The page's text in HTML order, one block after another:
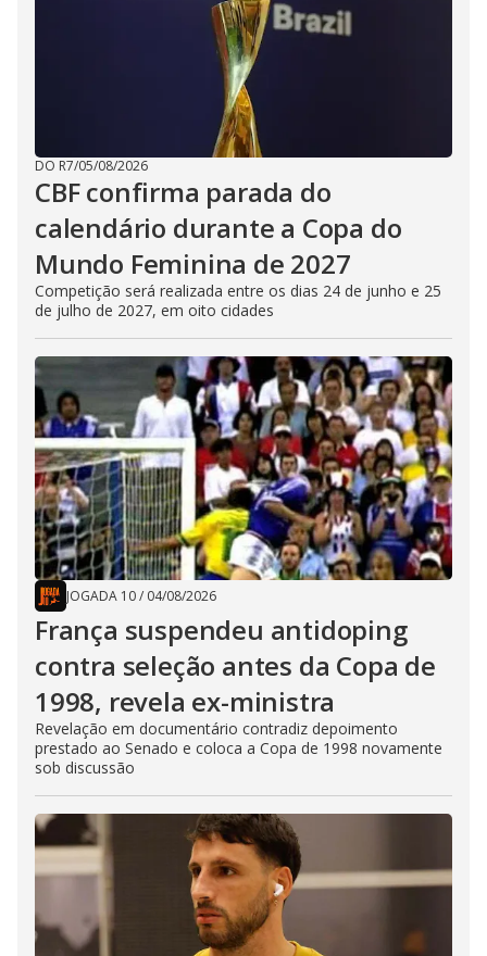
DO R7/05/08/2026
CBF confirma parada do
calendário durante a Copa do
Mundo Feminina de 2027
Competição será realizada entre os dias 24 de junho e 25
de julho de 2027, em oito cidades
JOGADA 10/ 04/08/2026
França suspendeu antidoping
contra seleção antes da Copa de
1998, revela ex-ministra
Revelação em documentário contradiz depoimento
prestado ao Senado e coloca a Copa de 1998 novamente
sob discussão